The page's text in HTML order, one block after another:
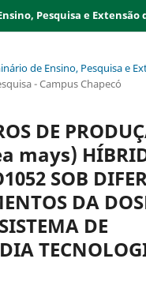
Pesquisa e Extensão
de Ensino, Pesquisa e
- Campus Chapecó
DE
mays)
SOB
DA
DE